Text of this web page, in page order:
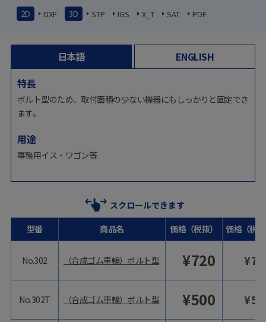
2D DXF 3D STP IGS X_T SAT PDF
日本語
ENGLISH
特長
ボルト型のため、取付面積の少ない機器にもしっかりと固定でき
ます。
用途
事務用イス・ワゴン等
スクロールできます
型番
No.302
No.302T
商品名 価格（税抜） 価格（税
（合成ゴム車輪）ボルト型 ¥720 ¥
（合成ゴム車輪）ボルト型 ¥500 ¥